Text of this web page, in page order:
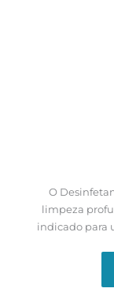
O
limpeza
indicado para